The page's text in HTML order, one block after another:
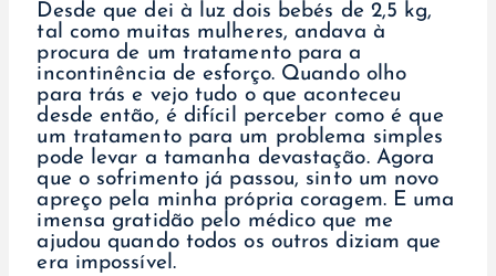
Desde que dei à luz dois bebés de 2,5 kg,
tal como muitas mulheres, andava à
procura de um tratamento para a
incontinência de esforço. Quando olho
para trás e vejo tudo o que aconteceu
desde então, é difícil perceber como é que
um tratamento para um problema simples
pode levar a tamanha devastação. Agora
que o sofrimento já passou, sinto um novo
apreço pela minha própria coragem. E uma
imensa gratidão pelo médico que me
ajudou quando todos os outros diziam que
era impossível.